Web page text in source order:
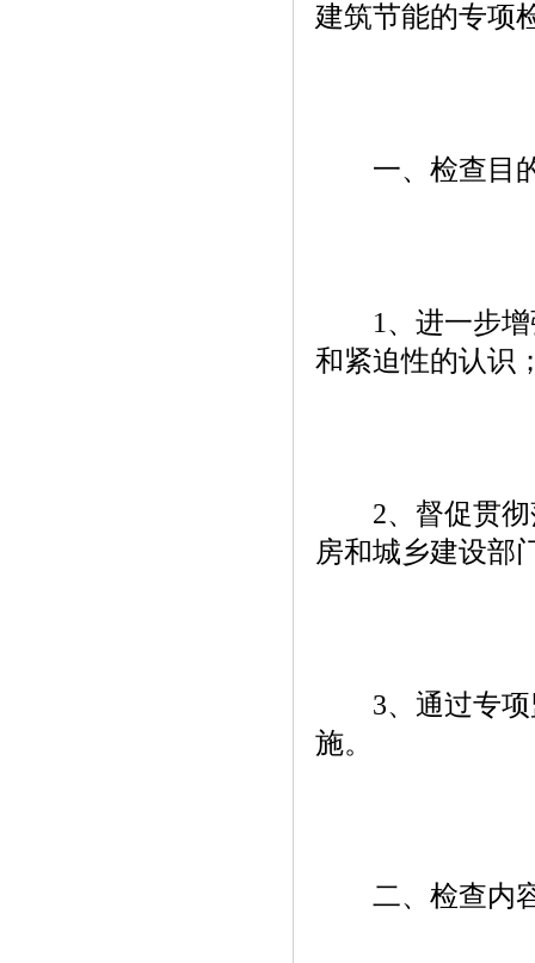
建筑节能的专项
一、检查目
1、进一步增
和紧迫性的认识
2、督促贯彻
房和城乡建设部
3、通过专项
施。
二、检查内